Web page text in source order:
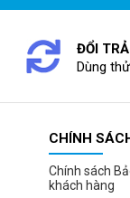
ĐỔI
Dùng
CHÍNH
Chính sách
khách hàng